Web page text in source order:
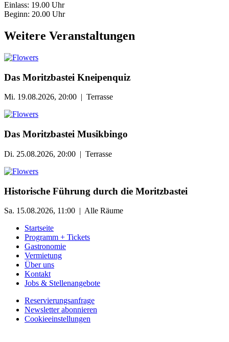
Einlass: 19.00 Uhr
Beginn: 20.00 Uhr
Weitere Veranstaltungen
Das Moritzbastei Kneipenquiz
Mi. 19.08.2026, 20:00 | Terrasse
Das Moritzbastei Musikbingo
Di. 25.08.2026, 20:00 | Terrasse
Historische Führung durch die Moritzbastei
Sa. 15.08.2026, 11:00 | Alle Räume
Startseite
Programm + Tickets
Gastronomie
Vermietung
Über uns
Kontakt
Jobs & Stellenangebote
Reservierungsanfrage
Newsletter abonnieren
Cookieeinstellungen